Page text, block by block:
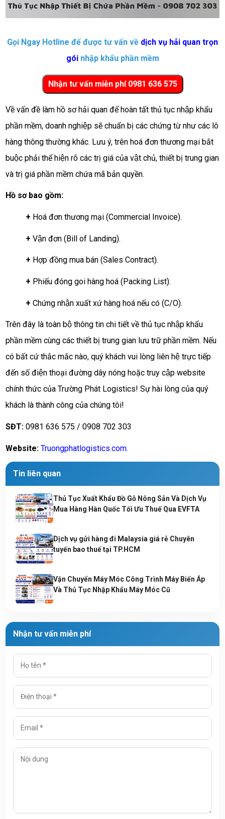
Gọi Ngay Hotline để được tư vấn về dịch vụ hải quan trọn
gói nhập khẩu phần mềm
Về vấn đề làm hồ sơ hải quan để hoàn tất thủ tục nhập khẩu
phần mềm, doanh nghiệp sẽ chuẩn bị các chứng từ như các lô
hàng thông thường khác. Lưu ý, trên hoá đơn thương mại bắt
buộc phải thể hiện rõ các trị giá của vật chủ, thiết bị trung gian
và trị giá phần mềm chứa mã bản quyền.
Hồ sơ bao gồm:
+ Hoá đơn thương mại (Commercial Invoice).
+Vận đơn (Bill of Landing).
+ Hợp đồng mua bán (Sales Contract).
+ Phiếu đóng goi hàng hoá (Packing List).
+ Chứng nhận xuất xứ hàng hoá nếu có (C/O).
Trên đây là toàn bộ thông tin chi tiết về thủ tục nhập khẩu
phần mềm cùng các thiết bị trung gian lưu trữ phần mềm. Nếu
có bất cứ thắc mắc nào, quý khách vui lòng liên hệ trực tiếp
đến số điện thoại đường dây nóng hoặc truy cập website
chính thức của Trường Phát Logistics! Sự hài lòng của quý
khách là thành công của chúng tôi!
SĐT: 0981 636 575 / 0908 702 303
Website:Truongphatlogistics.com.
Tin liên quan
Thủ Tục Xuất Khẩu Đồ Gỗ Nông Sản Và Dịch Vụ
Mua Hàng Hàn Quốc Tối Ưu Thuế Qua EVFTA
Dịch vụ gửi hàng đi Malaysia giá rẻ Chuyên
tuyến bao thuế tại TP.HCM
Vận Chuyển Máy Móc Công Trình Máy Biến Áp
Và Thủ Tục Nhập Khẩu Máy Móc Cũ
Nhận tư vấn miễn phí